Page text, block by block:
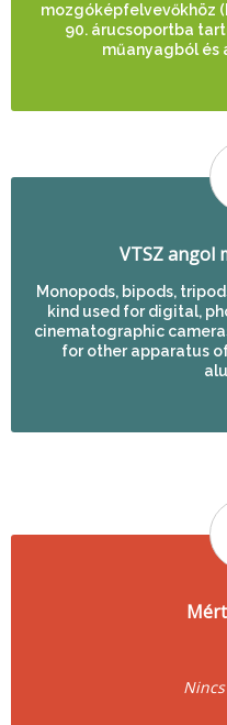
mozgóképfelvevőkhöz
90. árucsoportba
műanyagból és
VTSZ angol
Monopods, bipods,
kind used for digital,
cinematographic
for other apparatus